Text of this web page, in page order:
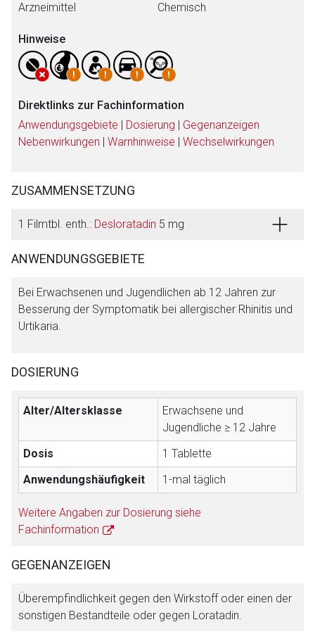
Arzneimittel Chemisch
Hinweise
Direktlinks zur Fachinformation
Anwendungsgebiete | Dosierung | Gegenanzeigen
Nebenwirkungen | Warnhinweise | Wechselwirkungen
ZUSAMMENSETZUNG
1 Filmtbl. enth.: Desloratadin 5 mg
ANWENDUNGSGEBIETE
Bei Erwachsenen und Jugendlichen ab 12 Jahren zur
Besserung der Symptomatik bei allergischer Rhinitis und
Urtikaria.
DOSIERUNG
Alter/Altersklasse
Erwachsene und
Jugendliche ≥ 12 Jahre
Dosis
1 Tablette
Anwendungshäufigkeit
1-mal täglich
Weitere Angaben zur Dosierung siehe
Fachinformation
GEGENANZEIGEN
Überempfindlichkeit gegen den Wirkstoff oder einen der
sonstigen Bestandteile oder gegen Loratadin.
Aufruf einer externen Seite
Der von Ihnen aufgerufene Link öffnet eine externe Web-
Betreiber verantwortlich. Ebenso gelten dort ggf. andere